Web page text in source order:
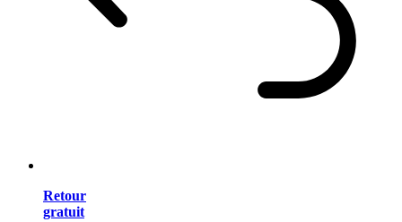
Retour
gratuit